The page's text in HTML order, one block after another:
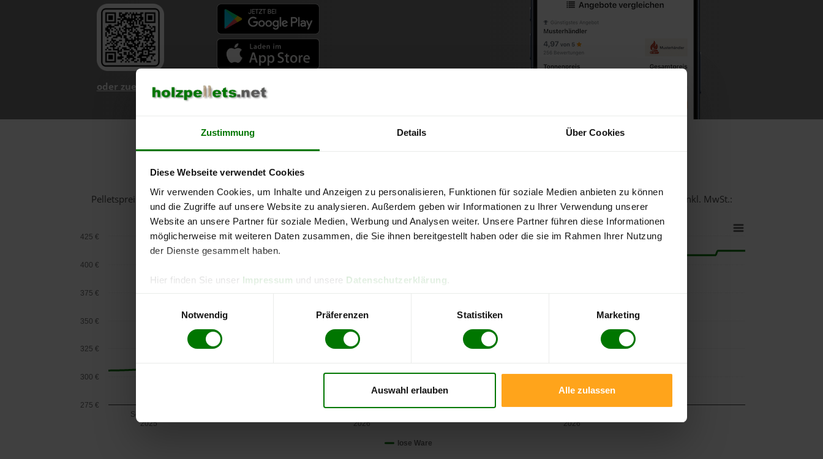
Zustimmung Details Über Cookies
Diese Webseite verwendet Cookies
Wir verwenden Cookies, um Inhalte und Anzeigen zu personalisieren, Funktionen für soziale Medien anbieten zu können
und die Zugriffe auf unsere Website zu analysieren. Außerdem geben wir Informationen zu Ihrer Verwendung unserer
Website an unsere Partner für soziale Medien, Werbung und Analysen weiter. Unsere Partner führen diese Informationen
möglicherweise mit weiteren Daten zusammen, die Sie ihnen bereitgestellt haben oder die sie im Rahmen Ihrer Nutzung
der Dienste gesammelt haben.
Hier finden Sie unser Impressum und unsere Datenschutzerklärung
Notwendig
Präferenzen Statistiken Marketing
Auswahl erlauben Alle zulassen
oder zuerst mehr über unsere App erfahren
Holzpellets-Chart für Wartberg an der Krems
Pelletspreise in Wartberg an der Krems für 1 Tonne bei Abnahmevon 6 Tonnen loser Warein DINplus-/ENplus-Qualität bei einer Lieferstelle inkl. MwSt.:
lose Ware
September
2025
2026
2026
275 €
300 €
325 €
350 €
375 €
400 €
425 €